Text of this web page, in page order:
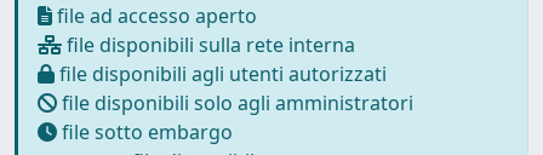
file ad accesso aperto
file disponibili sulla rete interna
file disponibili agli utenti autorizzati
file disponibili solo agli amministratori
file sotto embargo